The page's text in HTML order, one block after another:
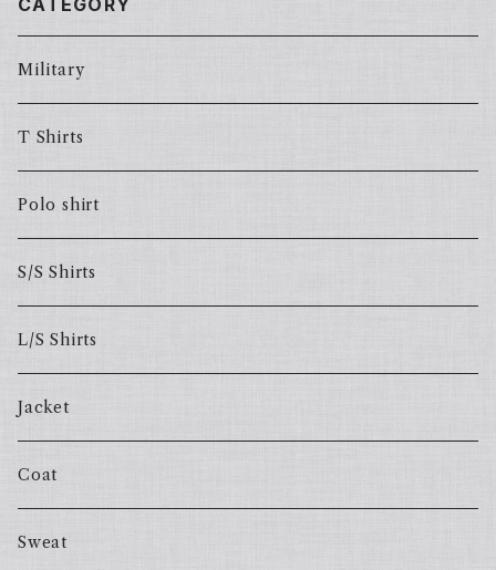
CATEGORY
Military
T Shirts
Polo shirt
S/S Shirts
L/S Shirts
Jacket
Coat
Sweat